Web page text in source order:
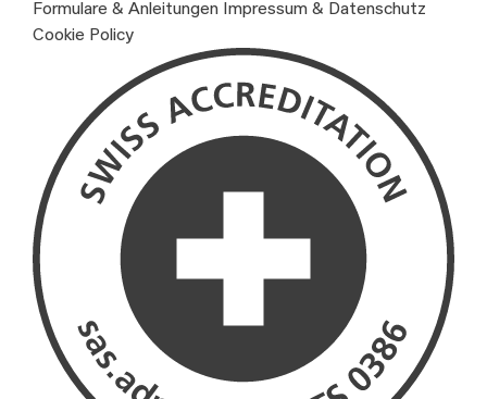
Formulare & Anleitungen Impressum & Datenschutz
Cookie Policy